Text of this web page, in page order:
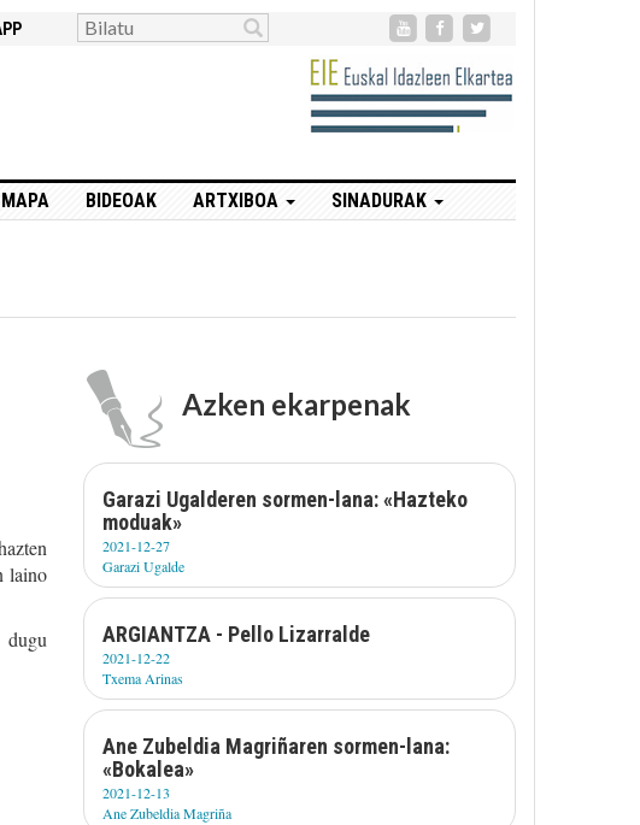
BIDEOAK ARTXIBOA SINADURAK
laino
dugu
Azken ekarpenak
Garazi Ugalderen sormen-lana: «Hazteko
moduak»
2021-12-27
Garazi Ugalde
ARGIANTZA - Pello Lizarralde
2021-12-22
Txema Arinas
Ane Zubeldia Magriñaren sormen-lana:
«Bokalea»
2021-12-13
Ane Zubeldia Magriña